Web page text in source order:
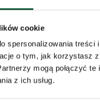
cookie
spersonalizowania treści
o tym, jak korzystasz
mogą połączyć
z ich usług.
Pani
Łosia.
na